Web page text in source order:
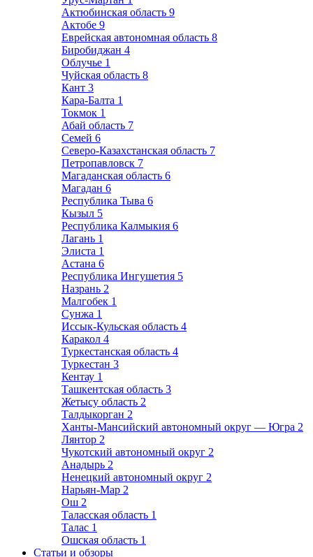
Актюбинская область 9
Актобе 9
Еврейская автономная область 8
Биробиджан 4
Облучье 1
Чуйская область 8
Кант 3
Кара-Балта 1
Токмок 1
Абай область 7
Семей 6
Северо-Казахстанская область 7
Петропавловск 7
Магаданская область 6
Магадан 6
Республика Тыва 6
Кызыл 5
Республика Калмыкия 6
Лагань 1
Элиста 1
Астана 6
Республика Ингушетия 5
Назрань 2
Малгобек 1
Сунжа 1
Иссык-Кульская область 4
Каракол 4
Туркестанская область 4
Туркестан 3
Кентау 1
Ташкентская область 3
Жетысу область 2
Талдыкорган 2
Ханты-Мансийский автономный округ — Югра 2
Лянтор 2
Чукотский автономный округ 2
Анадырь 2
Ненецкий автономный округ 2
Нарьян-Мар 2
Ош 2
Таласская область 1
Талас 1
Ошская область 1
Статьи и обзоры